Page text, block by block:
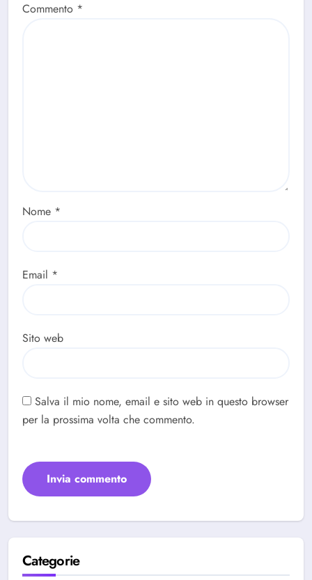
Commento *
Nome *
Email *
Sito web
Salva il mio nome, email e sito web in questo browser
per la prossima volta che commento.
Categorie